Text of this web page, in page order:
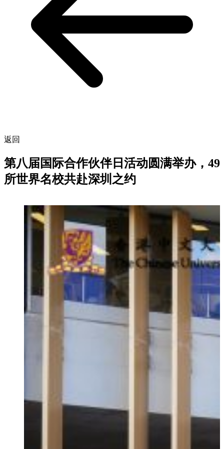
返回
第八届国际合作伙伴日活动圆满举办，49
所世界名校共赴深圳之约